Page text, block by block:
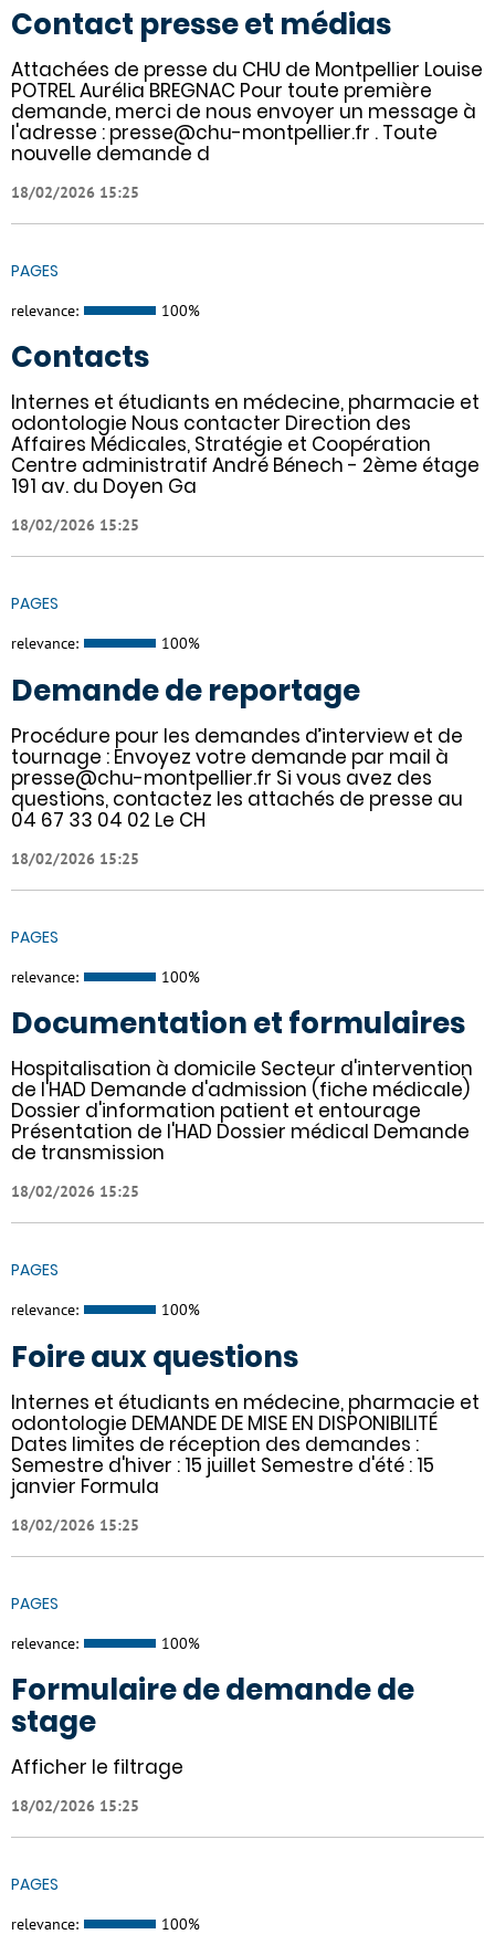
Contact presse et médias
Attachées de presse du CHU de Montpellier Louise
POTREL Aurélia BREGNAC Pour toute première
demande, merci de nous envoyer un message à
l'adresse : presse@chu-montpellier.fr . Toute
nouvelle demande d
18/02/2026 15:25
PAGES
relevance: 100%
Contacts
Internes et étudiants en médecine, pharmacie et
odontologie Nous contacter Direction des
Affaires Médicales, Stratégie et Coopération
Centre administratif André Bénech - 2ème étage
191 av. du Doyen Ga
18/02/2026 15:25
PAGES
relevance: 100%
Demande de reportage
Procédure pour les demandes d’interview et de
tournage : Envoyez votre demande par mail à
presse@chu-montpellier.fr Si vous avez des
questions, contactez les attachés de presse au
04 67 33 04 02 Le CH
18/02/2026 15:25
PAGES
relevance: 100%
Documentation et formulaires
Hospitalisation à domicile Secteur d'intervention
de l'HAD Demande d'admission (fiche médicale)
Dossier d'information patient et entourage
Présentation de l'HAD Dossier médical Demande
de transmission
18/02/2026 15:25
PAGES
relevance: 100%
Foire aux questions
Internes et étudiants en médecine, pharmacie et
odontologie DEMANDE DE MISE EN DISPONIBILITÉ
Dates limites de réception des demandes :
Semestre d'hiver : 15 juillet Semestre d'été : 15
janvier Formula
18/02/2026 15:25
PAGES
relevance: 100%
Formulaire de demande de
stage
Afficher le filtrage
18/02/2026 15:25
PAGES
relevance: 100%